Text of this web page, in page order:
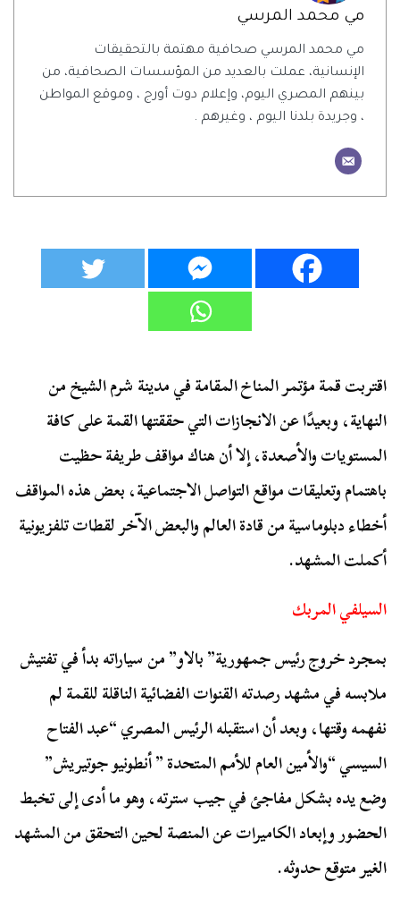
مي محمد المرسي
مي محمد المرسي صحافية مهتمة بالتحقيقات
الإنسانية، عملت بالعديد من المؤسسات الصحافية، من
بينهم المصري اليوم، وإعلام دوت أورج ، وموقع المواطن
، وجريدة بلدنا اليوم ، وغيرهم .
اقتربت قمة مؤتمر المناخ المقامة في مدينة شرم الشيخ من
النهاية، وبعيدًا عن الانجازات التي حققتها القمة على كافة
المستويات والأصعدة، إلا أن هناك مواقف طريفة حظيت
باهتمام وتعليقات مواقع التواصل الاجتماعية، بعض هذه المواقف
أخطاء دبلوماسية من قادة العالم والبعض الآخر لقطات تلفزيونية
أكملت المشهد.
السيلفي المربك
بمجرد خروج رئيس جمهورية” بالاو” من سياراته بدأ في تفتيش
ملابسه في مشهد رصدته القنوات الفضائية الناقلة للقمة لم
نفهمه وقتها، وبعد أن استقبله الرئيس المصري “عبد الفتاح
السيسي “والأمين العام للأمم المتحدة ” أنطونيو جوتيريش”
وضع يده بشكل مفاجئ في جيب سترته، وهو ما أدى إلى تخبط
الحضور وإبعاد الكاميرات عن المنصة لحين التحقق من المشهد
الغير متوقع حدوثه.